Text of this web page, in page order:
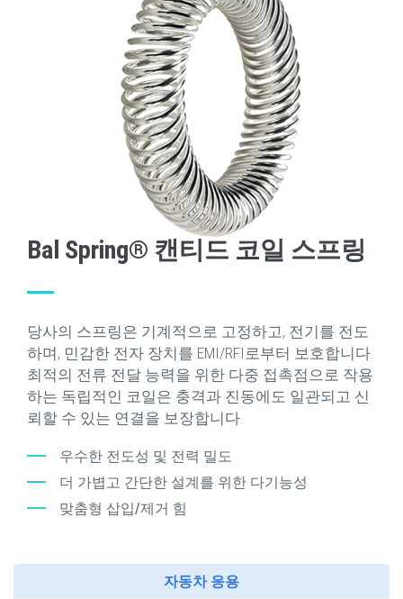
Bal Spring® 캔티드 코일 스프링
당사의 스프링은 기계적으로 고정하고, 전기를 전도
하며, 민감한 전자 장치를 EMI/RFI로부터 보호합니다.
최적의 전류 전달 능력을 위한 다중 접촉점으로 작용
하는 독립적인 코일은 충격과 진동에도 일관되고 신
뢰할 수 있는 연결을 보장합니다.
우수한 전도성 및 전력 밀도
더 가볍고 간단한 설계를 위한 다기능성
맞춤형 삽입/제거 힘
자동차 응용